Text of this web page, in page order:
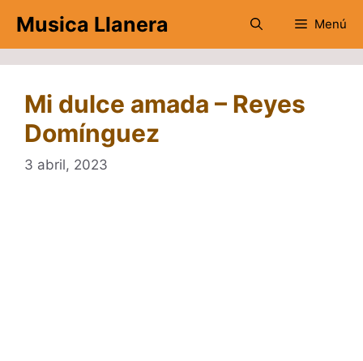
contenido
Musica Llanera Menú
Mi dulce amada – Reyes
Domínguez
3 abril, 2023